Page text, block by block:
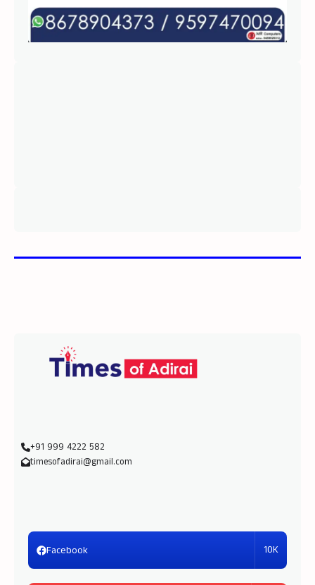
+91 999 4222 582
timesofadirai@gmail.com
Facebook 10K